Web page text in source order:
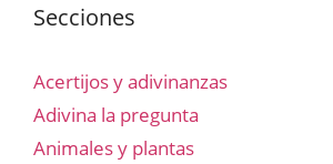
Secciones
Acertijos y adivinanzas
Adivina la pregunta
Animales y plantas